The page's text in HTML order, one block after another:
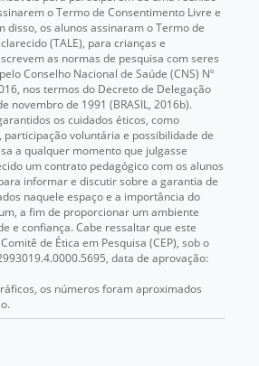
o Termo de Consentimento Livre e
disso, os alunos assinaram o Termo de
(TALE), para crianças e
as normas de pesquisa com seres
Conselho Nacional de Saúde (CNS) Nº
nos termos do Decreto de Delegação
novembro de 1991 (BRASIL, 2016b).
os cuidados éticos, como
voluntária e possibilidade de
a qualquer momento que julgasse
um contrato pedagógico com os alunos
informar e discutir sobre a garantia de
naquele espaço e a importância do
a fim de proporcionar um ambiente
e confiança. Cabe ressaltar que este
de Ética em Pesquisa (CEP), sob o
data de aprovação:
os números foram aproximados